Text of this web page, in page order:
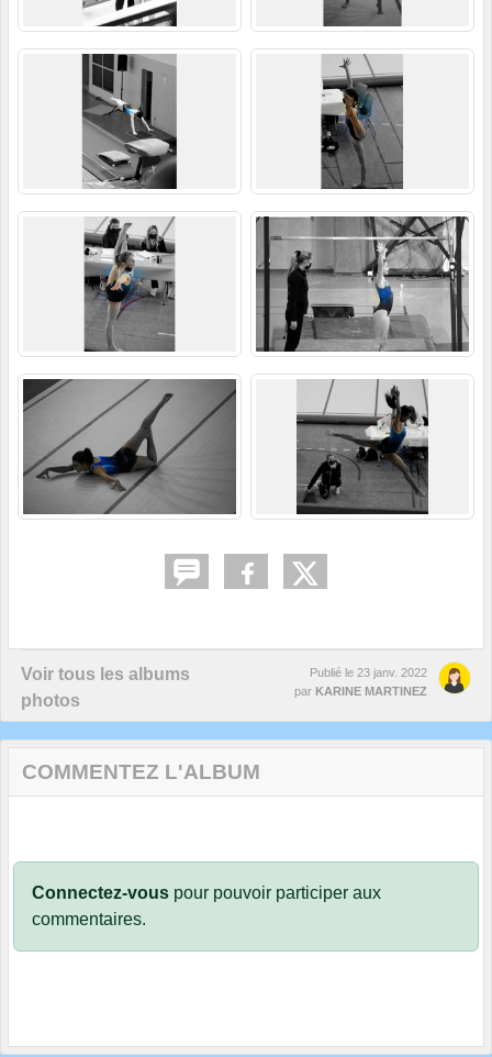
Voir tous les albums
photos
Publié le 23 janv. 2022
par KARINE MARTINEZ
COMMENTEZ L'ALBUM
Connectez-vous pour pouvoir participer aux
commentaires.